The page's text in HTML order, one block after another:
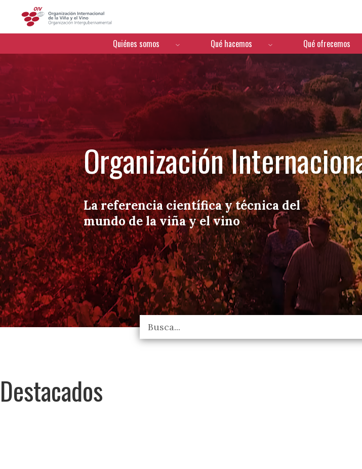
Menú de navegación
Quiénes somos Qué hacemos Qué ofrecemos
Organización
La referencia científica y técnica del
mundo de la viña y el vino
Destacados